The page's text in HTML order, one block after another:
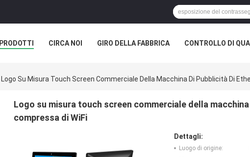
PRODOTTI CIRCA NOI GIRO DELLA FABBRICA CONTROLLO DI
Logo Su Misura Touch Screen Commerciale Della Macchina Di Pubblicità Di
Logo su misura touch screen commerciale della
compressa di WiFi
Dettagli:
Luogo di origine: